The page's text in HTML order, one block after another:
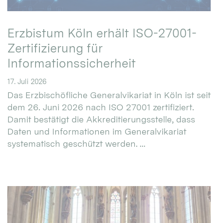
Erzbistum Köln erhält ISO-27001-
Zertifizierung für
Informationssicherheit
17. Juli 2026
Das Erzbischöfliche Generalvikariat in Köln ist seit
dem 26. Juni 2026 nach ISO 27001 zertifiziert.
Damit bestätigt die Akkreditierungsstelle, dass
Daten und Informationen im Generalvikariat
systematisch geschützt werden. ...